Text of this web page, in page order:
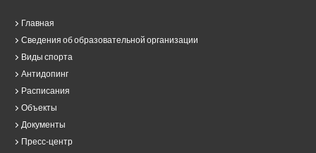
Главная
Сведения об образовательной организации
Виды спорта
Антидопинг
Расписания
Объекты
Документы
Пресс-центр